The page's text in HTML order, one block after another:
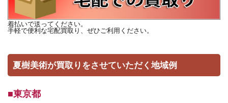
着払いで送ってください。
手軽で便利な宅配買取り、ぜひご利用ください。
夏樹美術が買取りをさせていただく地域例
■東京都